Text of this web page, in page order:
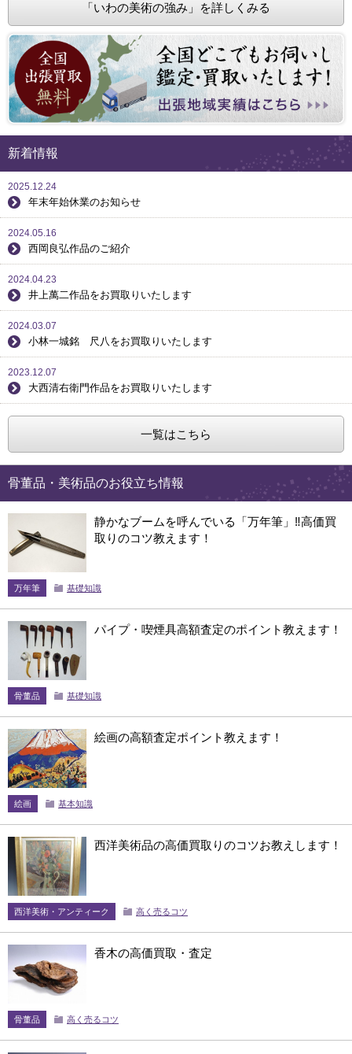
「いわの美術の強み」を詳しくみる
新着情報
2025.12.24
年末年始休業のお知らせ
2024.05.16
西岡良弘作品のご紹介
2024.04.23
井上萬二作品をお買取りいたします
2024.03.07
小林一城銘 尺八をお買取りいたします
2023.12.07
大西清右衛門作品をお買取りいたします
一覧はこちら
骨董品・美術品のお役立ち情報
静かなブームを呼んでいる「万年筆」‼高価買
取りのコツ教えます！
万年筆 基礎知識
パイプ・喫煙具高額査定のポイント教えます！
骨董品 基礎知識
絵画の高額査定ポイント教えます！
絵画 基本知識
西洋美術品の高価買取りのコツお教えします！
西洋美術・アンティーク 高く売るコツ
香木の高価買取・査定
骨董品 高く売るコツ